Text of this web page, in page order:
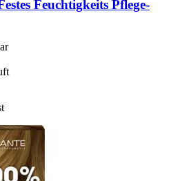
Feuchtigkeits Pflege-​